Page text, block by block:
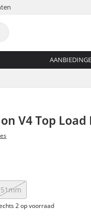
V4 Top Load
51mm
2 op voorraad